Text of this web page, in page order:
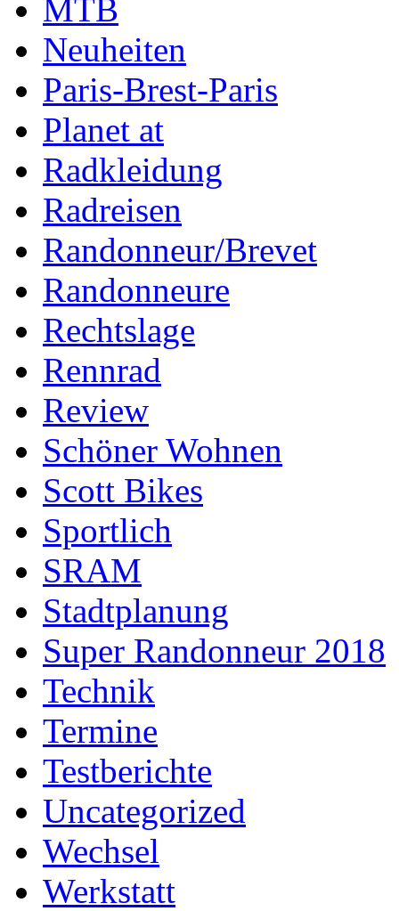
MTB
Neuheiten
Paris-Brest-Paris
Planet at
Radkleidung
Radreisen
Randonneur/Brevet
Randonneure
Rechtslage
Rennrad
Review
Schöner Wohnen
Scott Bikes
Sportlich
SRAM
Stadtplanung
Super Randonneur 2018
Technik
Termine
Testberichte
Uncategorized
Wechsel
Werkstatt